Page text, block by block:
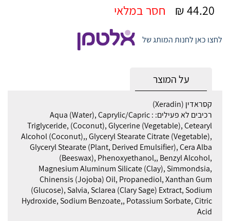
44.20 ₪ חסר במלאי
לחצו כאן לחנות המותג של
על המוצר
קסראדין‏ (Xeradin)‏
רכיבים לא פעילים: : Aqua (Water), Caprylic/Capric
Triglyceride, (Coconut), Glycerine (Vegetable), Cetearyl
Alcohol (Coconut),, Glyceryl Stearate Citrate (Vegetable),
Glyceryl Stearate (Plant, Derived Emulsifier), Cera Alba
(Beeswax), Phenoxyethanol,, Benzyl Alcohol,
Magnesium Aluminum Silicate (Clay), Simmondsia,
Chinensis (Jojoba) Oil, Propanediol, Xanthan Gum
(Glucose), Salvia, Sclarea (Clary Sage) Extract, Sodium
Hydroxide, Sodium Benzoate,, Potassium Sorbate, Citric
Acid